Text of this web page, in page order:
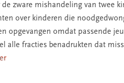
zware mishandeling van twee
over kinderen die
opgevangen omdat passende
alle fracties benadrukten dat